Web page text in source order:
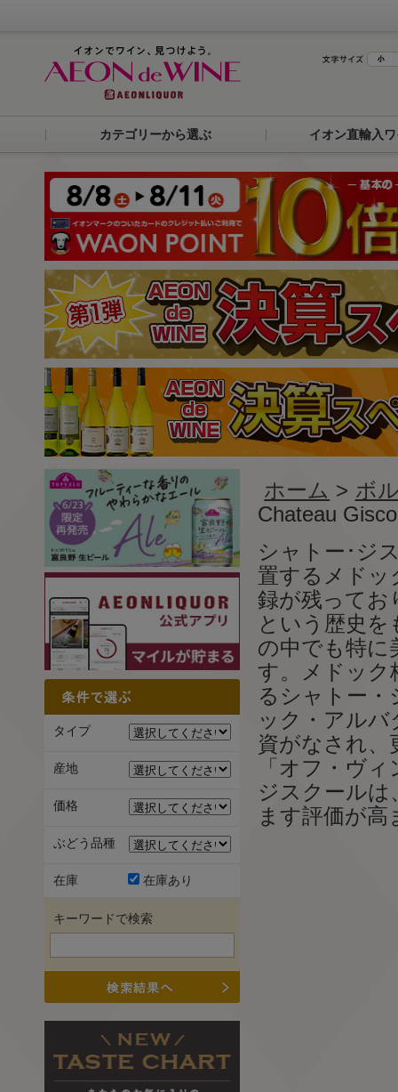
カテゴリーから選ぶ イオン直輸入
ホーム > ボ
Chateau
シャトー･ジ
置するメドッ
録が残ってお
という歴史
の中でも特に
す。メドック
るシャトー・
ック・アル
資がなされ、
「オフ・ヴ
ジスクール
ます評価が
タイプ
産地
価格
ぶどう品種
在庫 在庫あり
キーワードで検索